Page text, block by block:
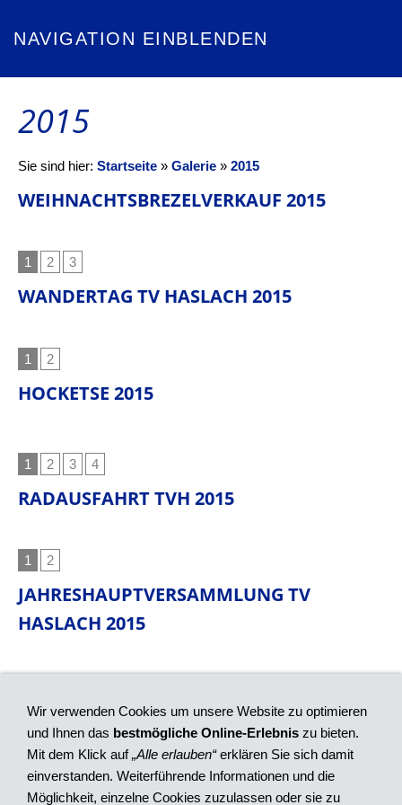
NAVIGATION EINBLENDEN
2015
Sie sind hier: Startseite » Galerie » 2015
WEIHNACHTSBREZELVERKAUF 2015
1 2 3
WANDERTAG TV HASLACH 2015
1 2
HOCKETSE 2015
1 2 3 4
RADAUSFAHRT TVH 2015
1 2
JAHRESHAUPTVERSAMMLUNG TV
HASLACH 2015
Impressum
Haftungsausschluss
Datenschutzerklärung
Wir verwenden Cookies um unsere Website zu optimieren
und Ihnen das bestmögliche Online-Erlebnis zu bieten.
Mit dem Klick auf„Alle erlauben“erklären Sie sich damit
einverstanden. Weiterführende Informationen und die
Möglichkeit, einzelne Cookies zuzulassen oder sie zu